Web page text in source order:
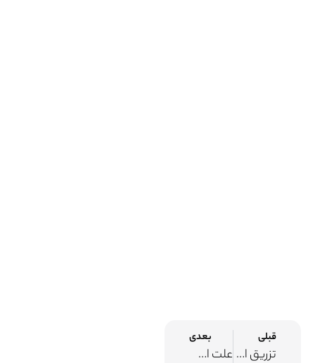
قبلی
تزریق اپیدورال چه تاثیری بر زایمان طبیعی دارد
بعدی
علت استخوان درد بعد از شیمی درمانی و راه‌های کاهش آن